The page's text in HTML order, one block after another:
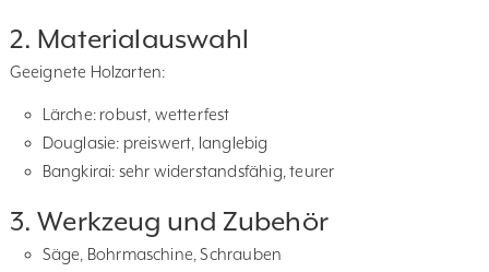
2. Materialauswahl
Geeignete Holzarten:
Lärche: robust, wetterfest
Douglasie: preiswert, langlebig
Bangkirai: sehr widerstandsfähig, teurer
3. Werkzeug und Zubehör
Säge, Bohrmaschine, Schrauben